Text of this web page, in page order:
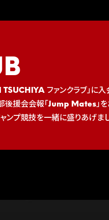
ファンクラブ」に入
援会会報「Jump Mates」を
ンプ競技を一緒に盛りあげまし